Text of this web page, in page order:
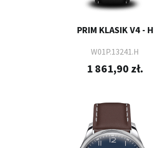
PRIM KLASIK V4 - H
W01P.13241.H
1 861,90 zł.